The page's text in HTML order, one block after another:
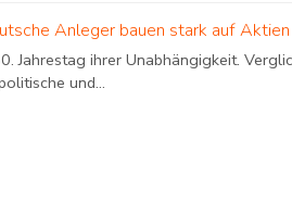
Anleger bauen stark auf
Jahrestag ihrer Unabhängigkeit.
und...